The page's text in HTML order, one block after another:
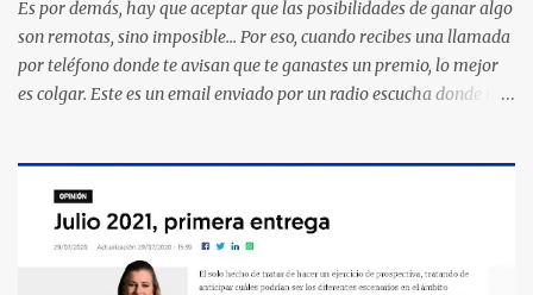
Es por demás, hay que aceptar que las posibilidades de ganar algo
son remotas, sino imposible... Por eso, cuando recibes una llamada
por teléfono donde te avisan que te ganastes un premio, lo mejor
es colgar. Este es un email enviado por un radio escucha donde nos
HOY POR LA MAÑANA RECIBI UNA LLAMADA DICIENDOME
QUE ME HABIA GANADO UNA CAMARA FOTOGRAFICA Y UN
CELULAR QUE LO FUERA A RECOGER A MAS TARDAR HOY YA